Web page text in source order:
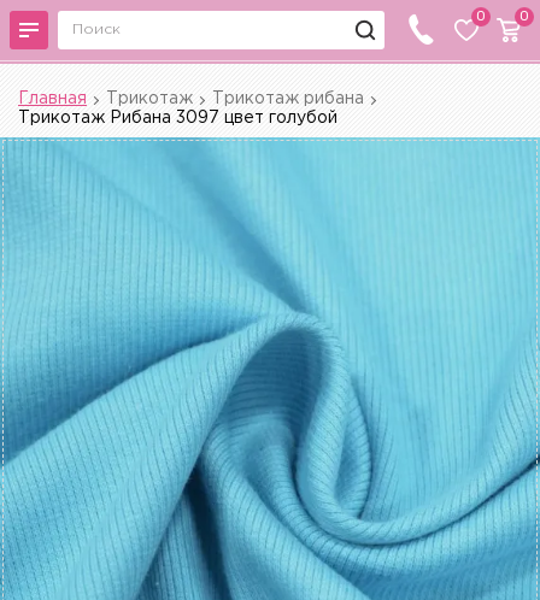
0 0
Главная Трикотаж
Трикотаж рибана
Трикотаж Рибана 3097 цвет голубой